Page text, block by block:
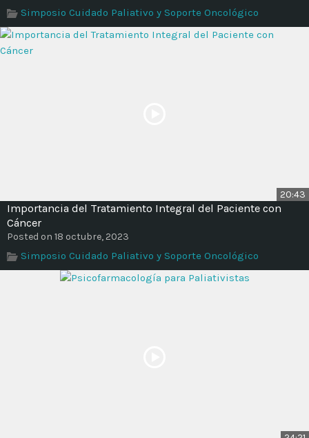
Simposio Cuidado Paliativo y Soporte Oncológico
20:43
Importancia del Tratamiento Integral del Paciente con
Cáncer
Posted on 18 octubre, 2023
Simposio Cuidado Paliativo y Soporte Oncológico